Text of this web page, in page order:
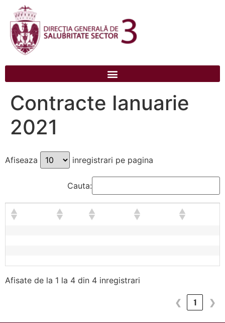
conținut
Contracte Ianuarie
2021
Afiseaza inregistrari pe pagina
Cauta:
Afisate de la 1 la 4 din 4 inregistrari
❮ 1 ❯